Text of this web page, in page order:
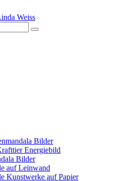
Bilder
Energiebild
Bilder
auf Leinwand
Kunstwerke auf Papier